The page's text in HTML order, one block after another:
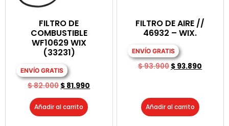
FILTRO DE
COMBUSTIBLE
WF10629 WIX
(33231)
ENVÍO GRATIS
$82.000$ 81.990
Añadir al carrito
FILTRO DE AIRE //
46932 – WIX.
ENVÍO GRATIS
$93.900$ 93.890
Añadir al carrito